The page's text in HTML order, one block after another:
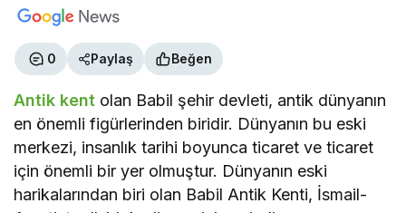
0 Paylaş Beğen
Antik kent olan Babil şehir devleti, antik dünyanın
en önemli figürlerinden biridir. Dünyanın bu eski
merkezi, insanlık tarihi boyunca ticaret ve ticaret
için önemli bir yer olmuştur. Dünyanın eski
harikalarından biri olan Babil Antik Kenti, İsmail-